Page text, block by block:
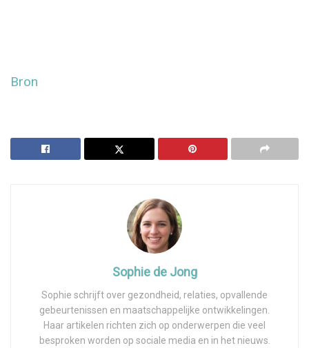
Bron
Sophie de Jong
Sophie schrijft over gezondheid, relaties, opvallende
gebeurtenissen en maatschappelijke ontwikkelingen.
Haar artikelen richten zich op onderwerpen die veel
besproken worden op sociale media en in het nieuws.